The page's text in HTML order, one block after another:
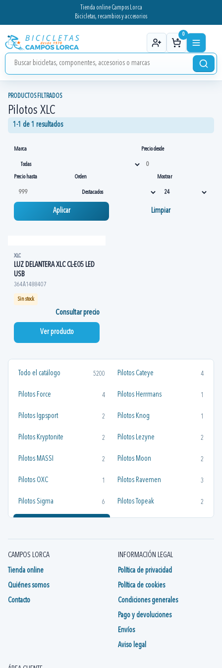
Tienda online Campos Lorca
Bicicletas, recambios y accesorios
0
Todo el catálogo 5200 Pilotos Cateye 4
Pilotos Force 4 Pilotos Herrmans 1
Pilotos Igpsport 2 Pilotos Knog 1
Pilotos Kryptonite 2 Pilotos Lezyne 2
Pilotos MASSI 2 Pilotos Moon 2
Pilotos OXC 1 Pilotos Ravemen 3
Pilotos Sigma 6 Pilotos Topeak 2
PRODUCTOS FILTRADOS
Pilotos XLC
1-1 de 1 resultados
Marca Precio desde
Precio hasta Orden Mostrar
Aplicar Limpiar
XLC
LUZ DELANTERA XLC CL-E05 LED
USB
364A1488407
Sin stock
Consultar precio
Ver producto
CAMPOS LORCA
Tienda online
Quiénes somos
Contacto
INFORMACIÓN LEGAL
Política de privacidad
Política de cookies
Condiciones generales
Pago y devoluciones
Envíos
Aviso legal